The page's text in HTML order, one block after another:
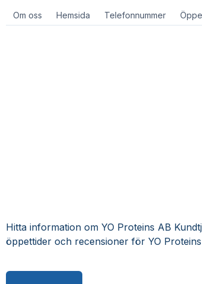
Om oss Hemsida Telefonnummer
Hitta information om YO Proteins AB
öppettider och recensioner för YO